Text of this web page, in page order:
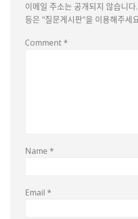
이메일 주소는 공개되지 않습니
등은 "질문게시판"을 이용해주세
Comment *
Name *
Email *